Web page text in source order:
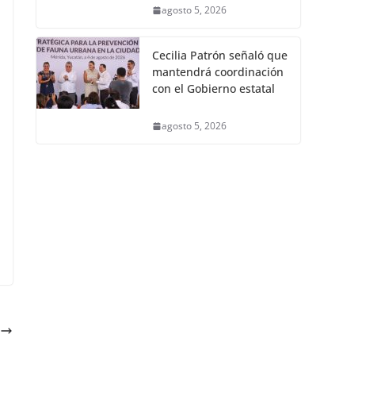
agosto 5, 2026
Cecilia Patrón señaló que
mantendrá coordinación
con el Gobierno estatal
agosto 5, 2026